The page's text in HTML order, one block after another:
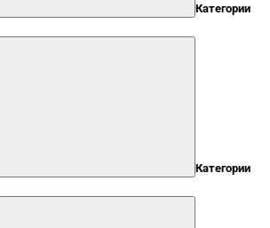
Категории
Категории